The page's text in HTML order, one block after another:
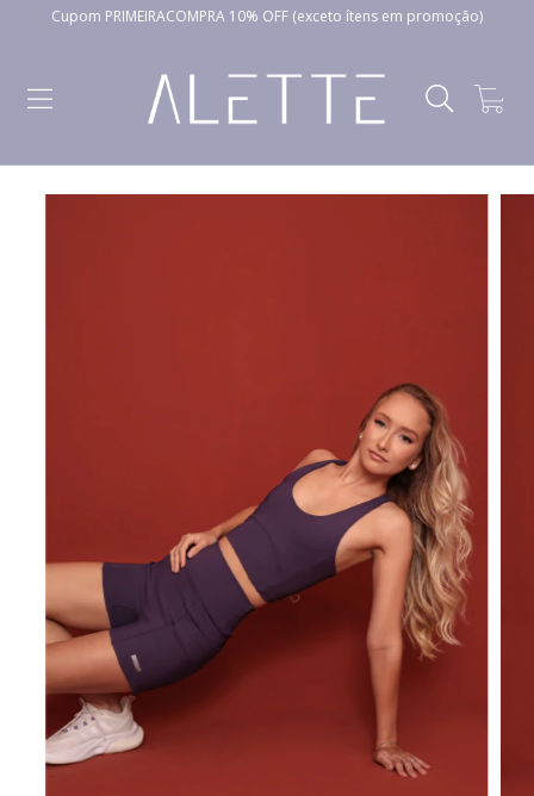
Cupom PRIMEIRACOMPRA 10% OFF (exceto ítens em promoção)